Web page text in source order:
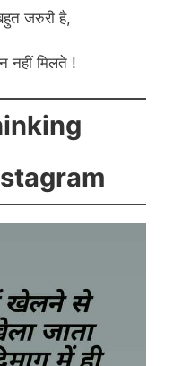
जरुरी है,
नहीं मिलते !